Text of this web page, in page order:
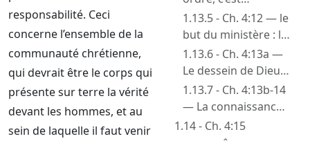
responsabilité. Ceci
concerne l’ensemble de la
communauté chrétienne,
qui devrait être le corps qui
présente sur terre la vérité
devant les hommes, et au
sein de laquelle il faut venir
l’obéissance à la
Parole de Dieu, avec
la liberté de l’Esprit
1.13.5 - Ch. 4:12 — le
but du ministère : le
perfectionnement
des saints
1.13.6 - Ch. 4:13a —
Le dessein de Dieu
s’accomplit malgré
tout
1.13.7 - Ch. 4:13b-14
— La connaissance
du Fils de Dieu ;
1.14 - Ch. 4:15